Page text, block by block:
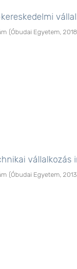
(Óbudai Egyetem 2018
vállalkozás
(Óbudai Egyetem 2013